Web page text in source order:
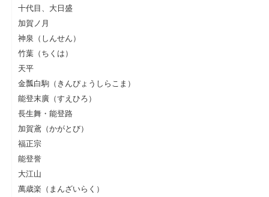
十代目、大日盛
加賀ノ月
神泉（しんせん）
竹葉（ちくは）
天平
金瓢白駒（きんぴょうしらこま）
能登末廣（すえひろ）
長生舞・能登路
加賀鳶（かがとび）
福正宗
能登誉
大江山
萬歳楽（まんざいらく）